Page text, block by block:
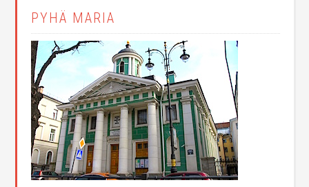
PYHÄ MARIA